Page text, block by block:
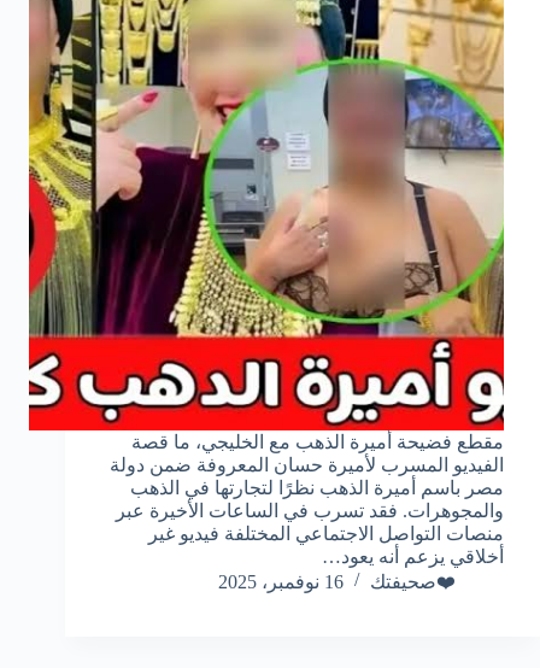
مقطع فضيحة أميرة الذهب مع الخليجي، ما قصة
الفيديو المسرب لأميرة حسان المعروفة ضمن دولة
مصر باسم أميرة الذهب نظرًا لتجارتها في الذهب
والمجوهرات. فقد تسرب في الساعات الأخيرة عبر
منصات التواصل الاجتماعي المختلفة فيديو غير
أخلاقي يزعم أنه يعود…
❤️صحيفتك
16 نوفمبر، 2025